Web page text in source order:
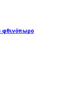
φθινόπωρο